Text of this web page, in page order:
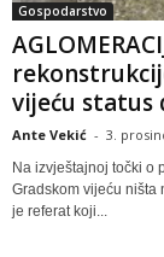
Gospodarstvo
vijeću status
Ante Vekić - 3.
Na izvještajnoj točki o
Gradskom vijeću ništa
je referat koji...